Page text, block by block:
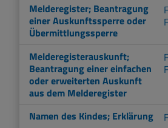
Melderegister; Beantragung
einer Auskunftssperre oder
Übermittlungssperre
Melderegisterauskunft;
Beantragung einer einfachen
oder erweiterten Auskunft
aus dem Melderegister
Namen des Kindes; Erklärung